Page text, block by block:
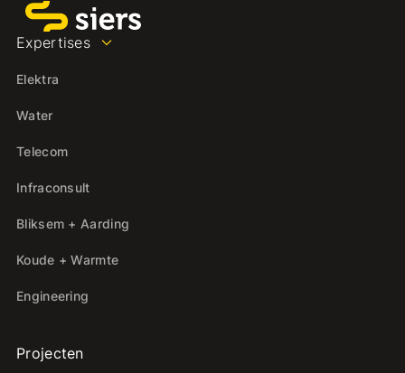
Expertises
Elektra
Water
Telecom
Infraconsult
Bliksem + Aarding
Koude + Warmte
Engineering
Projecten